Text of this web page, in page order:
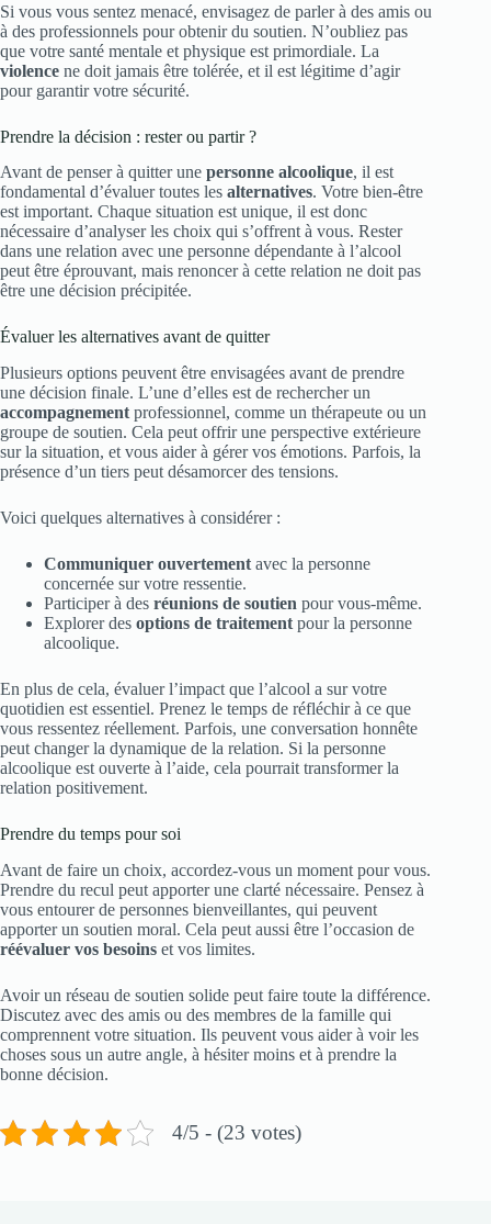
Si vous vous sentez menacé, envisagez de parler à des amis ou
à des professionnels pour obtenir du soutien. N’oubliez pas
que votre santé mentale et physique est primordiale. La
violence ne doit jamais être tolérée, et il est légitime d’agir
pour garantir votre sécurité.
Prendre la décision : rester ou partir ?
Avant de penser à quitter une personne alcoolique, il est
fondamental d’évaluer toutes les alternatives. Votre bien-être
est important. Chaque situation est unique, il est donc
nécessaire d’analyser les choix qui s’offrent à vous. Rester
dans une relation avec une personne dépendante à l’alcool
peut être éprouvant, mais renoncer à cette relation ne doit pas
être une décision précipitée.
Évaluer les alternatives avant de quitter
Plusieurs options peuvent être envisagées avant de prendre
une décision finale. L’une d’elles est de rechercher un
accompagnement professionnel, comme un thérapeute ou un
groupe de soutien. Cela peut offrir une perspective extérieure
sur la situation, et vous aider à gérer vos émotions. Parfois, la
présence d’un tiers peut désamorcer des tensions.
Voici quelques alternatives à considérer :
Communiquer ouvertement avec la personne
concernée sur votre ressentie.
Participer à des réunions de soutien pour vous-même.
Explorer des options de traitement pour la personne
alcoolique.
En plus de cela, évaluer l’impact que l’alcool a sur votre
quotidien est essentiel. Prenez le temps de réfléchir à ce que
vous ressentez réellement. Parfois, une conversation honnête
peut changer la dynamique de la relation. Si la personne
alcoolique est ouverte à l’aide, cela pourrait transformer la
relation positivement.
Prendre du temps pour soi
Avant de faire un choix, accordez-vous un moment pour vous.
Prendre du recul peut apporter une clarté nécessaire. Pensez à
vous entourer de personnes bienveillantes, qui peuvent
apporter un soutien moral. Cela peut aussi être l’occasion de
réévaluer vos besoins et vos limites.
Avoir un réseau de soutien solide peut faire toute la différence.
Discutez avec des amis ou des membres de la famille qui
comprennent votre situation. Ils peuvent vous aider à voir les
choses sous un autre angle, à hésiter moins et à prendre la
bonne décision.
4/5 - (23 votes)